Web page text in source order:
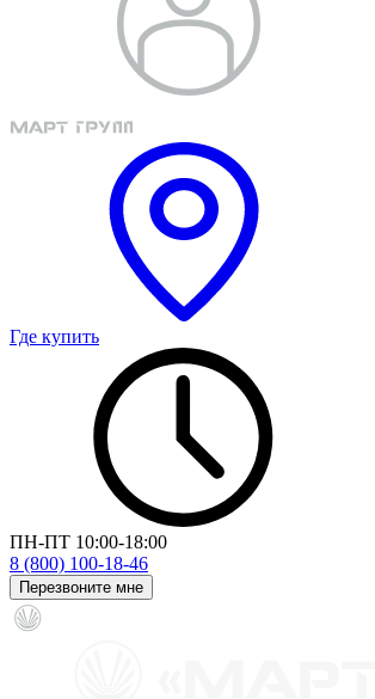
Где купить
ПН-ПТ 10:00-18:00
8 (800) 100-18-46
Перезвоните мне